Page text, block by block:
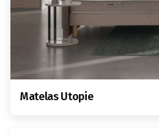
Matelas Utopie